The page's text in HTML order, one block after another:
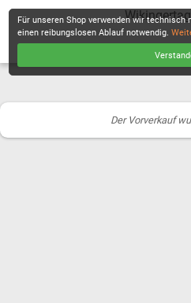
Der Vorverkauf
Für unseren Shop verwenden wir
einen reibungslosen Ablauf notwendig.